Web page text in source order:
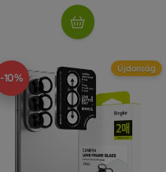
-10%
Újdonság